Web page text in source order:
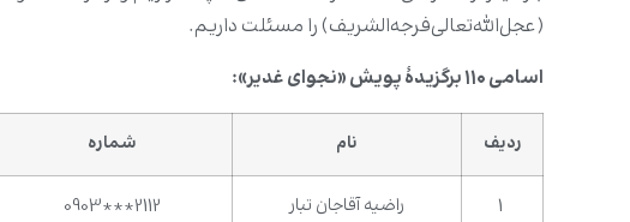
(عجل‌الله‌تعالی‌فرجه‌الشریف) را مسئلت داریم.
اسامی ۱۱۰ برگزیدۀ پویش «نجوای غدیر»:
ردیف نام شماره
راضیه آقاجان تبار 0903***2112